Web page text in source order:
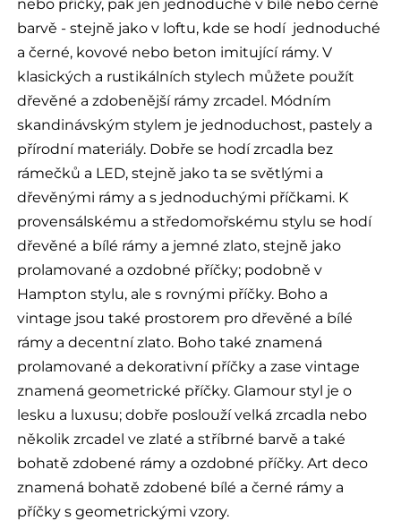
nebo příčky, pak jen jednoduché v bílé nebo černé
barvě - stejně jako v loftu, kde se hodí jednoduché
a černé, kovové nebo beton imitující rámy. V
klasických a rustikálních stylech můžete použít
dřevěné a zdobenější rámy zrcadel. Módním
skandinávským stylem je jednoduchost, pastely a
přírodní materiály. Dobře se hodí zrcadla bez
rámečků a LED, stejně jako ta se světlými a
dřevěnými rámy a s jednoduchými příčkami. K
provensálskému a středomořskému stylu se hodí
dřevěné a bílé rámy a jemné zlato, stejně jako
prolamované a ozdobné příčky; podobně v
Hampton stylu, ale s rovnými příčky. Boho a
vintage jsou také prostorem pro dřevěné a bílé
rámy a decentní zlato. Boho také znamená
prolamované a dekorativní příčky a zase vintage
znamená geometrické příčky. Glamour styl je o
lesku a luxusu; dobře poslouží velká zrcadla nebo
několik zrcadel ve zlaté a stříbrné barvě a také
bohatě zdobené rámy a ozdobné příčky. Art deco
znamená bohatě zdobené bílé a černé rámy a
příčky s geometrickými vzory.